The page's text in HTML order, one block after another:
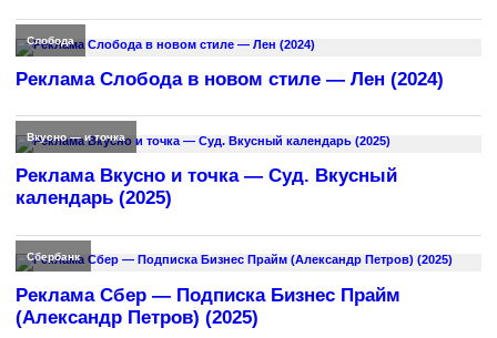
Слобода
Реклама Слобода в новом стиле — Лен (2024)
Вкусно — и точка
Реклама Вкусно и точка — Суд. Вкусный
календарь (2025)
Сбербанк
Реклама Сбер — Подписка Бизнес Прайм
(Александр Петров) (2025)